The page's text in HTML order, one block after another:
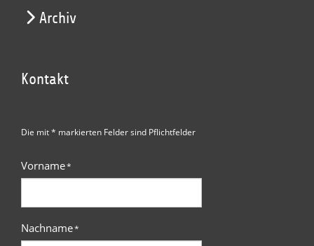
Archiv
Kontakt
Die mit * markierten Felder sind Pflichtfelder
Vorname*
Nachname*